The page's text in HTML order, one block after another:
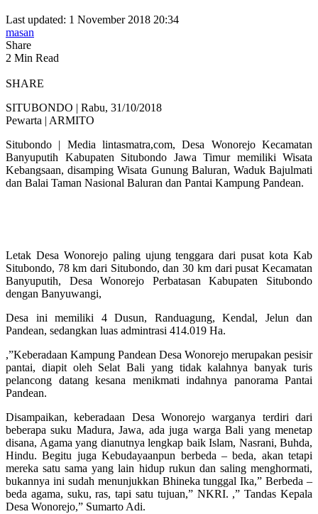
Last updated: 1 November 2018 20:34
masan
Share
2 Min Read
SHARE
SITUBONDO | Rabu, 31/10/2018
Pewarta | ARMITO
Situbondo | Media lintasmatra,com, Desa Wonorejo Kecamatan
Banyuputih Kabupaten Situbondo Jawa Timur memiliki Wisata
Kebangsaan, disamping Wisata Gunung Baluran, Waduk Bajulmati
dan Balai Taman Nasional Baluran dan Pantai Kampung Pandean.
Letak Desa Wonorejo paling ujung tenggara dari pusat kota Kab
Situbondo, 78 km dari Situbondo, dan 30 km dari pusat Kecamatan
Banyuputih, Desa Wonorejo Perbatasan Kabupaten Situbondo
dengan Banyuwangi,
Desa ini memiliki 4 Dusun, Randuagung, Kendal, Jelun dan
Pandean, sedangkan luas admintrasi 414.019 Ha.
,”Keberadaan Kampung Pandean Desa Wonorejo merupakan pesisir
pantai, diapit oleh Selat Bali yang tidak kalahnya banyak turis
pelancong datang kesana menikmati indahnya panorama Pantai
Pandean.
Disampaikan, keberadaan Desa Wonorejo warganya terdiri dari
beberapa suku Madura, Jawa, ada juga warga Bali yang menetap
disana, Agama yang dianutnya lengkap baik Islam, Nasrani, Buhda,
Hindu. Begitu juga Kebudayaanpun berbeda – beda, akan tetapi
mereka satu sama yang lain hidup rukun dan saling menghormati,
bukannya ini sudah menunjukkan Bhineka tunggal Ika,” Berbeda –
beda agama, suku, ras, tapi satu tujuan,” NKRI. ,” Tandas Kepala
Desa Wonorejo,” Sumarto Adi.